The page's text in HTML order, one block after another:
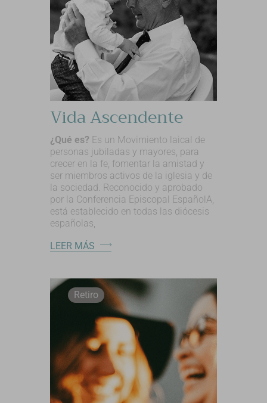
Vida Ascendente
¿Qué es? Es un Movimiento laical de
personas jubiladas y mayores, para
crecer en la fe, fomentar la amistad y
ser miembros activos de la iglesia y de
la sociedad. Reconocido y aprobado
por la Conferencia Episcopal EspañolA,
está establecido en todas las diócesis
españolas,
LEER MÁS
Retiro